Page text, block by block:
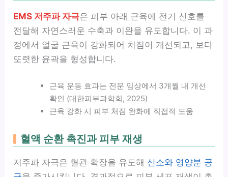
EMS 저주파 자극은 피부 아래 근육에 전기 신호를
전달해 자연스러운 수축과 이완을 유도합니다. 이 과
정에서 얼굴 근육이 강화되어 처짐이 개선되고, 보다
또렷한 윤곽을 형성합니다.
근육 운동 효과는 전문 임상에서 3개월 내 개선
확인 (대한피부과학회, 2025)
근육 강화 시 피부 처짐 완화에 직접적 도움
혈액 순환 촉진과 피부 재생
저주파 자극은 혈관 확장을 유도해산소와 영양분 공